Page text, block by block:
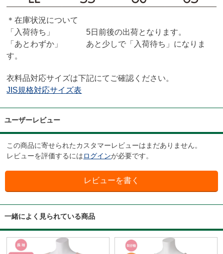
＊在庫状況について
「入荷待ち」 5日前後の出荷となります。
「あとわずか」 あと少しで「入荷待ち」になりま
す。
衣料品対応サイズは下記にてご確認ください。
JIS規格対応サイズ表
ユーザーレビュー
この商品に寄せられたカスタマーレビューはまだありません。
レビューを評価するにはログインが必要です。
一緒によく見られている商品